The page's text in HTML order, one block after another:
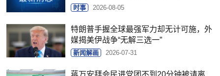
时事 2026-08-05
特朗普手握全球最强军力却无计可施，外
媒揭美伊战争“无解三选一”
新闻解画 2026-07-31